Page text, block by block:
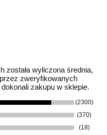
została wyliczona średnia,
zweryfikowanych
zakupu w sklepie.
(2300)
(370)
(18)